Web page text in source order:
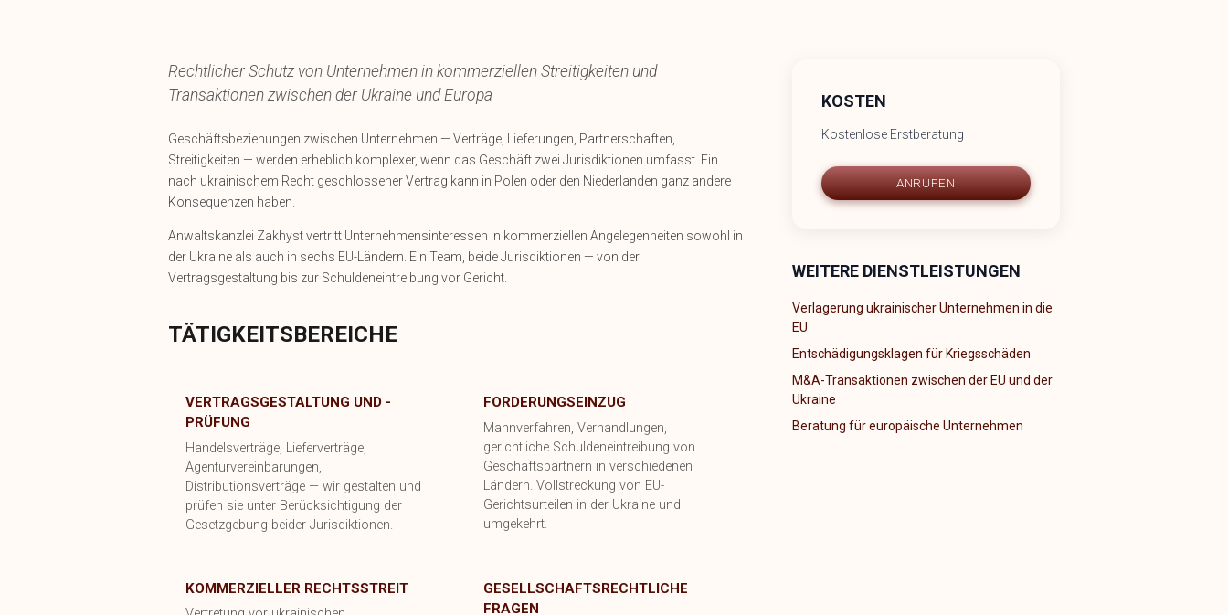
Rechtlicher Schutz von Unternehmen in kommerziellen Streitigkeiten und
Transaktionen zwischen der Ukraine und Europa
Geschäftsbeziehungen zwischen Unternehmen — Verträge, Lieferungen, Partnerschaften,
Streitigkeiten — werden erheblich komplexer, wenn das Geschäft zwei Jurisdiktionen umfasst. Ein
nach ukrainischem Recht geschlossener Vertrag kann in Polen oder den Niederlanden ganz andere
Konsequenzen haben.
Anwaltskanzlei Zakhyst vertritt Unternehmensinteressen in kommerziellen Angelegenheiten sowohl in
der Ukraine als auch in sechs EU-Ländern. Ein Team, beide Jurisdiktionen — von der
Vertragsgestaltung bis zur Schuldeneintreibung vor Gericht.
TÄTIGKEITSBEREICHE
VERTRAGSGESTALTUNG UND -
PRÜFUNG
Handelsverträge, Lieferverträge,
Agenturvereinbarungen,
Distributionsverträge — wir gestalten und
prüfen sie unter Berücksichtigung der
Gesetzgebung beider Jurisdiktionen.
FORDERUNGSEINZUG
Mahnverfahren, Verhandlungen,
gerichtliche Schuldeneintreibung von
Geschäftspartnern in verschiedenen
Ländern. Vollstreckung von EU-
Gerichtsurteilen in der Ukraine und
umgekehrt.
KOMMERZIELLER RECHTSSTREIT
GESELLSCHAFTSRECHTLICHE
FRAGEN
KOSTEN
Kostenlose Erstberatung
ANRUFEN
WEITERE DIENSTLEISTUNGEN
Verlagerung ukrainischer Unternehmen in die
EU
Entschädigungsklagen für Kriegsschäden
M&A-Transaktionen zwischen der EU und der
Ukraine
Beratung für europäische Unternehmen